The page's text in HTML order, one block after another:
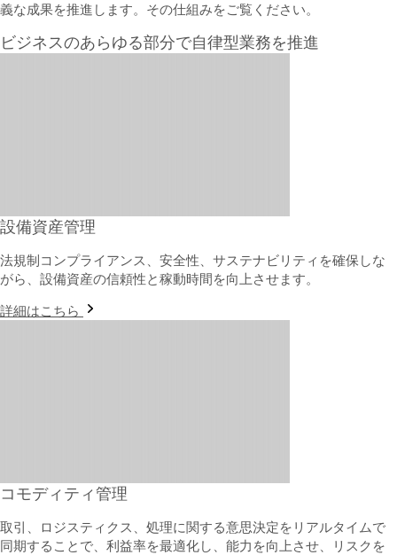
義な成果を推進します。その仕組みをご覧ください。
ビジネスのあらゆる部分で自律型業務を推進
設備資産管理
法規制コンプライアンス、安全性、サステナビリティを確保しな
がら、設備資産の信頼性と稼動時間を向上させます。
詳細はこちら
コモディティ管理
取引、ロジスティクス、処理に関する意思決定をリアルタイムで
同期することで、利益率を最適化し、能力を向上させ、リスクを